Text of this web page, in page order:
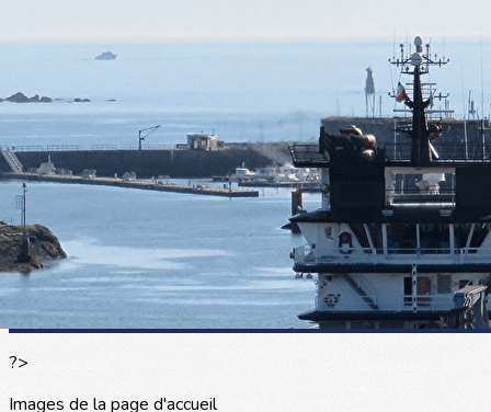
Exporter toutes les colonnes
Exporter uniquement les colonnes affichées
Menu
<
>
L'actualité
Les portraits
La presse en parle
Agenda
Les événements
?>
Images de la page d'accueil